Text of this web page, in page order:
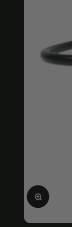
Agrandir l'image